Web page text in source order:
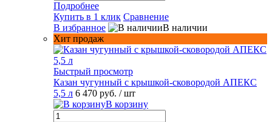
Подробнее
Купить в 1 клик Сравнение
В избранное
В наличии
Хит продаж
Быстрый просмотр
Казан чугунный с крышкой-сковородой АПЕКС
5,5 л 6 470 руб. / шт
В корзину